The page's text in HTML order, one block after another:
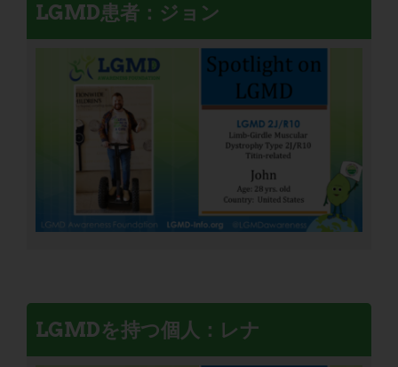
LGMD患者：ジョン
LGMDを持つ個人：レナ